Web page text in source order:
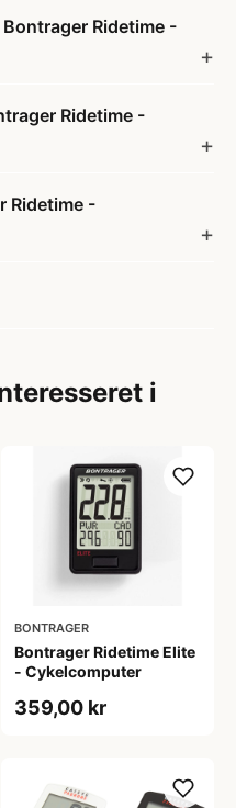
Ridetime -
Ridetime -
Ridetime -
i
BONTRAGER
Bontrager Ridetime Elite
- Cykelcomputer
359,00 kr